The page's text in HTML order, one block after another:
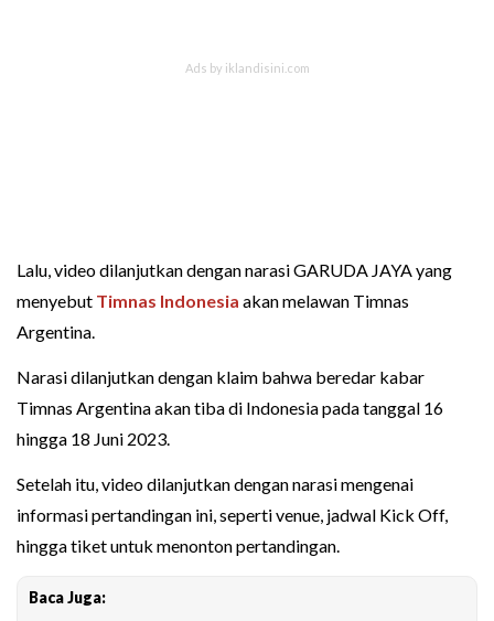
Lalu, video dilanjutkan dengan narasi GARUDA JAYA yang
menyebut Timnas Indonesia akan melawan Timnas
Argentina.
Narasi dilanjutkan dengan klaim bahwa beredar kabar
Timnas Argentina akan tiba di Indonesia pada tanggal 16
hingga 18 Juni 2023.
Setelah itu, video dilanjutkan dengan narasi mengenai
informasi pertandingan ini, seperti venue, jadwal Kick Off,
hingga tiket untuk menonton pertandingan.
Baca Juga: